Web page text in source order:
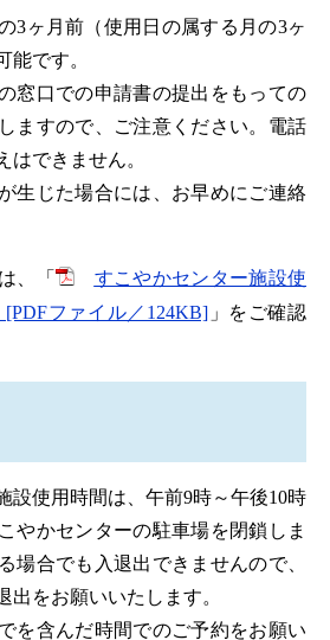
3ヶ月前（使用日の属する月の3ヶ
能です。
窓口での申請書の提出をもっての
ますので、ご注意ください。電話
はできません。
じた場合には、お早めにご連絡
、「
すこやかセンター施設使
ファイル／124KB]」をご確認
使用時間は、午前9時～午後10時
やかセンターの駐車場を閉鎖しま
場合でも入退出できませんので、
出をお願いいたします。
を含んだ時間でのご予約をお願い